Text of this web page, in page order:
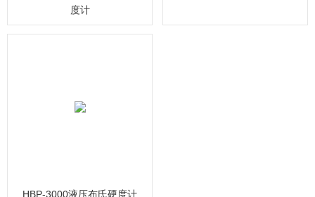
度计
HBP-3000液压布氏硬度计